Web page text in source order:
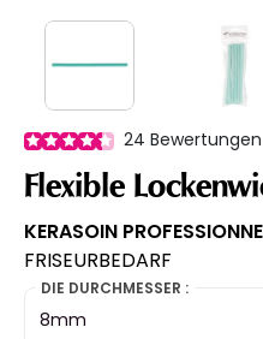
24 Bewertungen
Flexible
KERASOIN
FRISEURBEDARF
DIE DURCHMESSER :
8mm